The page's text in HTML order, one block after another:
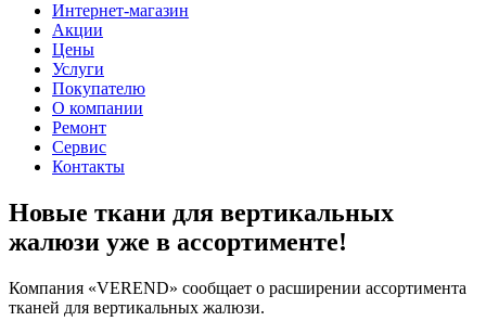
Интернет-магазин
Акции
Цены
Услуги
Покупателю
О компании
Ремонт
Сервис
Контакты
Новые ткани для вертикальных
жалюзи уже в ассортименте!
Компания «VEREND» сообщает о расширении ассортимента
тканей для вертикальных жалюзи.